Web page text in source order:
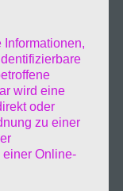
wird eine
oder
zu einer
einer Online-